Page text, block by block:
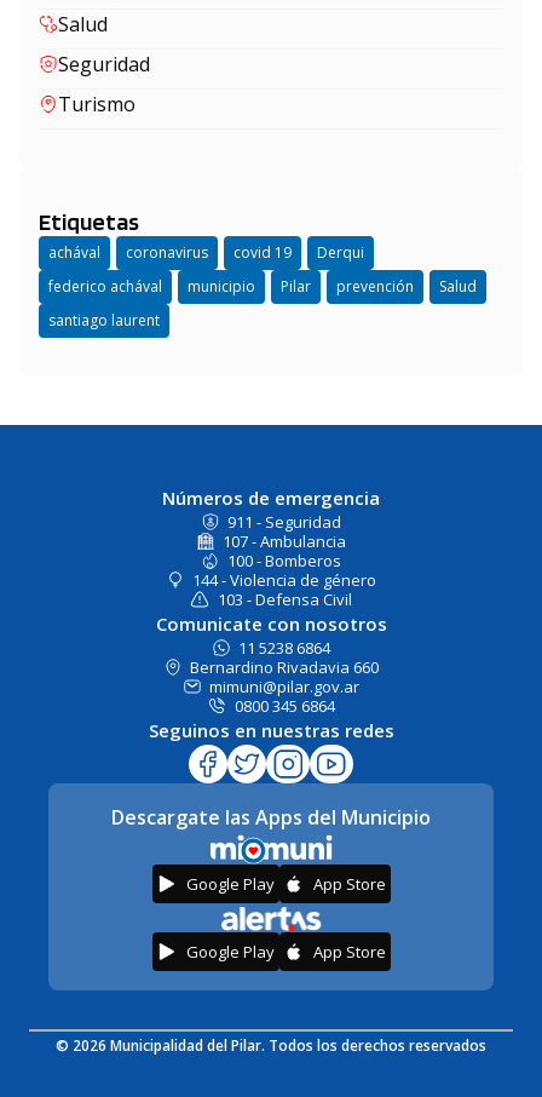
Salud
Seguridad
Turismo
Etiquetas
achával coronavirus covid 19
Derqui
federico achával
municipio Pilar prevención
Salud
santiago laurent
Números de emergencia
911 - Seguridad
107 - Ambulancia
100 - Bomberos
144 - Violencia de género
103 - Defensa Civil
Comunicate con nosotros
11 5238 6864
Bernardino Rivadavia 660
mimuni@pilar.gov.ar
0800 345 6864
Seguinos en nuestras redes
Descargate las Apps del Municipio
Google Play App Store
Google Play App Store
© 2026 Municipalidad del Pilar. Todos los derechos reservados